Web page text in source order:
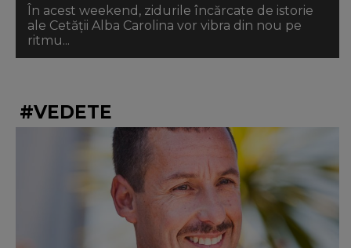
În acest weekend, zidurile încărcate de istorie
ale Cetății Alba Carolina vor vibra din nou pe
ritmu...
#VEDETE